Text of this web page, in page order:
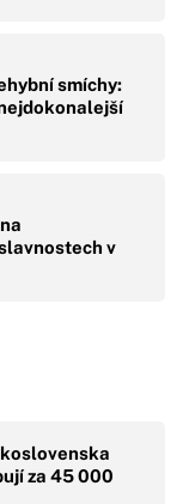
smíchy:
v
za 45 000